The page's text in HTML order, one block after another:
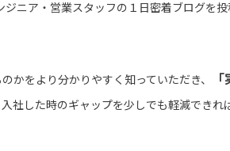
ニア・営業スタッフの１日密着ブログを
かをより分かりやすく知っていただき、
社した時のギャップを少しでも軽減できれ